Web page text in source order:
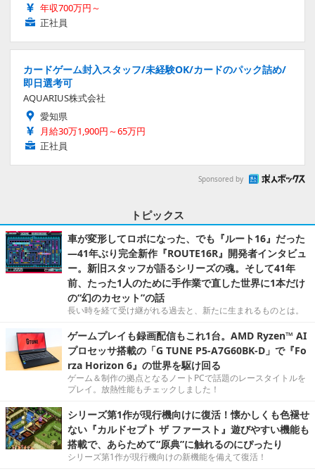
年収700万円～
正社員
カードゲーム封入スタッフ/未経験OK/カードのパック詰め/
即日選考可
AQUARIUS株式会社
愛知県
月給30万1,900円～65万円
正社員
Sponsored by
トピックス
車が変形してロボになった、でも『ルート16』だった
―41年ぶり完全新作『ROUTE16R』開発者インタビュ
ー。新旧スタッフが語るシリーズの魂。そして41年
前、たった1人のために手作業で直した世界に1本だけ
の“幻のカセット”の話
長い時を経て受け継がれる過去と、新たに生まれるものとは。
ゲームプレイも録画配信もこれ1台。AMD Ryzen™ AI
プロセッサ搭載の「G TUNE P5-A7G60BK-D」で『Fo
rza Horizon 6』の世界を駆け回る
ゲーム＆制作の拠点となるノートPCで話題のレースタイトルを
プレイ。放熱性能もチェックしました！
シリーズ第1作が現行機向けに復活！懐かしくも色褪せ
ない『カルドセプト ザ ファースト』遊びやすい機能も
搭載で、あらためて“原典”に触れるのにぴったり
シリーズ第1作が現行機向けの新機能を備えて復活！